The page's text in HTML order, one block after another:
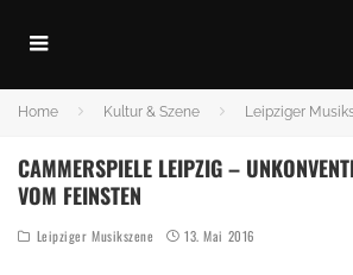
Home Kultur & Szene Leipziger
CAMMERSPIELE LEIPZIG –
VOM FEINSTEN
Leipziger Musikszene 13. Mai 2016